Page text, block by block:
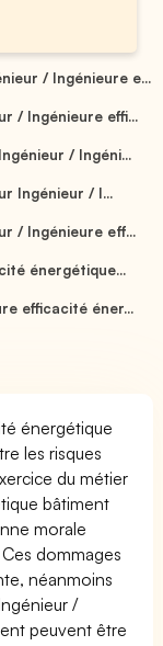
/ Ingénieure e...
/ Ingénieure effi...
/ Ingéni...
Ingénieur / I...
/ Ingénieure eff...
énergétique...
efficacité éner...
énergétique
les risques
du métier
bâtiment
morale
dommages
néanmoins
/
peuvent être